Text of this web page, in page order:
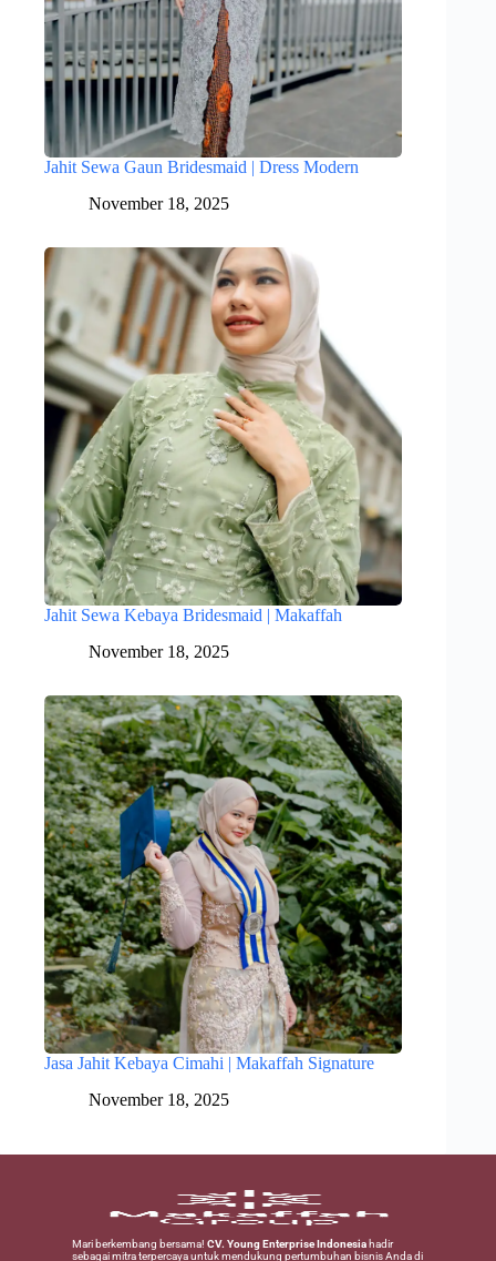
Jahit Sewa Gaun Bridesmaid | Dress Modern
November 18, 2025
Jahit Sewa Kebaya Bridesmaid | Makaffah
November 18, 2025
Jasa Jahit Kebaya Cimahi | Makaffah Signature
November 18, 2025
Mari berkembang bersama! CV. Young Enterprise Indonesia hadir
sebagai mitra terpercaya untuk mendukung pertumbuhan bisnis Anda di